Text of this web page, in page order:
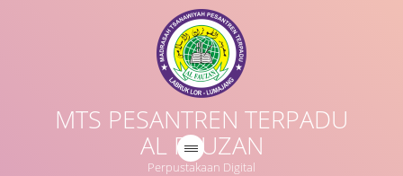
MTS PESANTREN TERPADU
AL FAUZAN
Perpustakaan Digital